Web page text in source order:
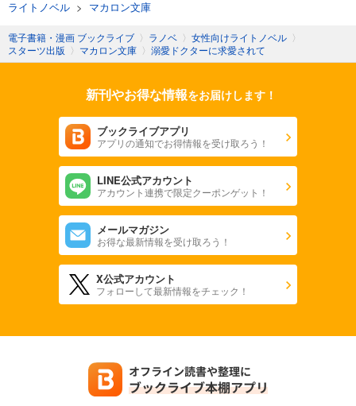
ライトノベル > マカロン文庫
電子書籍・漫画 ブックライブ 〉 ラノベ 〉 女性向けライトノベル 〉
スターツ出版 〉 マカロン文庫 〉 溺愛ドクターに求愛されて
新刊やお得な情報をお届けします！
ブックライブアプリ
アプリの通知でお得情報を受け取ろう！
LINE公式アカウント
アカウント連携で限定クーポンゲット！
メールマガジン
お得な最新情報を受け取ろう！
X公式アカウント
フォローして最新情報をチェック！